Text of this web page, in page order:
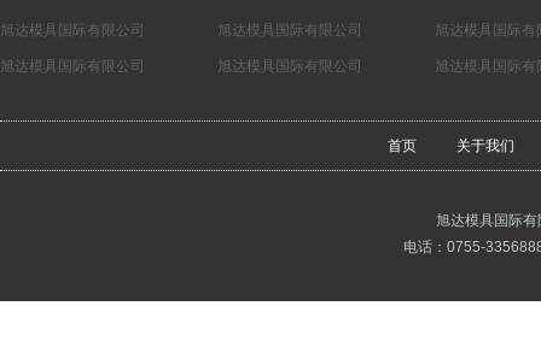
旭达模具国际有限公司 旭达模具国际有限公司 旭达模具国际有
旭达模具国际有限公司 旭达模具国际有限公司 旭达模具国际有
首页 关于我们
旭达模具国际
电话：0755-